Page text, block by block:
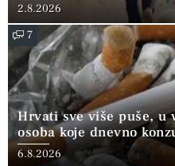
2.8.2026
7
Hrvati sve više puše, u
osoba koje dnevno
6.8.2026